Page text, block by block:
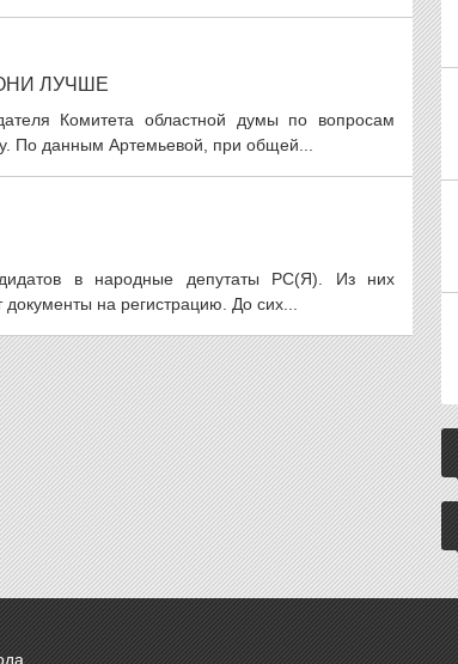
ЛУЧШЕ
Комитета областной думы по вопросам
По данным Артемьевой, при общей...
в народные депутаты РС(Я). Из них
на регистрацию. До сих...